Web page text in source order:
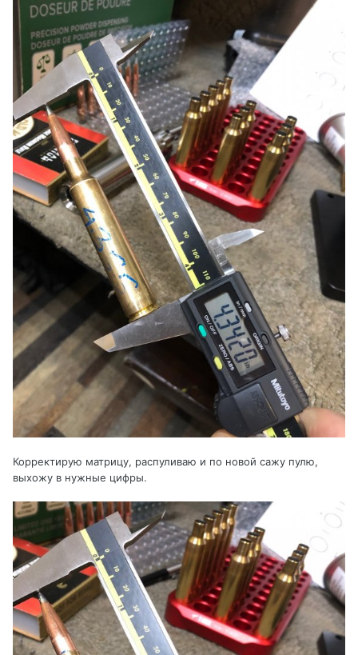
Корректирую матрицу, распуливаю и по новой сажу пулю,
выхожу в нужные цифры.